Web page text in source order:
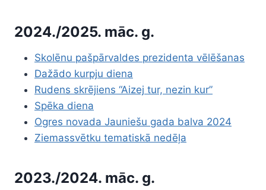
2024./2025. māc. g.
Skolēnu pašpārvaldes prezidenta vēlēšanas
Dažādo kurpju diena
Rudens skrējiens “Aizej tur, nezin kur”
Spēka diena
Ogres novada Jauniešu gada balva 2024
Ziemassvētku tematiskā nedēļa
2023./2024. māc. g.